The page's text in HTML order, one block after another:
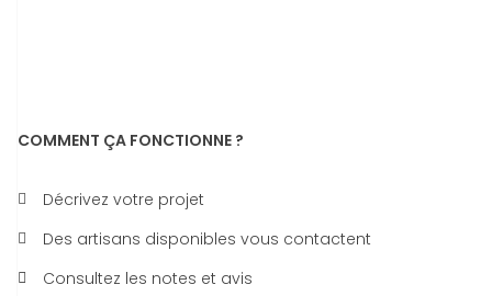
COMMENT ÇA FONCTIONNE ?
Décrivez votre projet
Des artisans disponibles vous contactent
Consultez les notes et avis